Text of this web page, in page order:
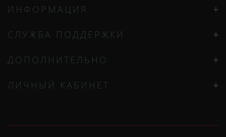
ИНФОРМАЦИЯ
СЛУЖБА ПОДДЕРЖКИ
ДОПОЛНИТЕЛЬНО
ЛИЧНЫЙ КАБИНЕТ